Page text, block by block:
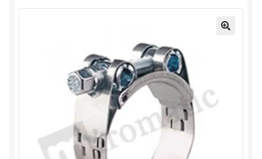
Lista produktów
Regulamin